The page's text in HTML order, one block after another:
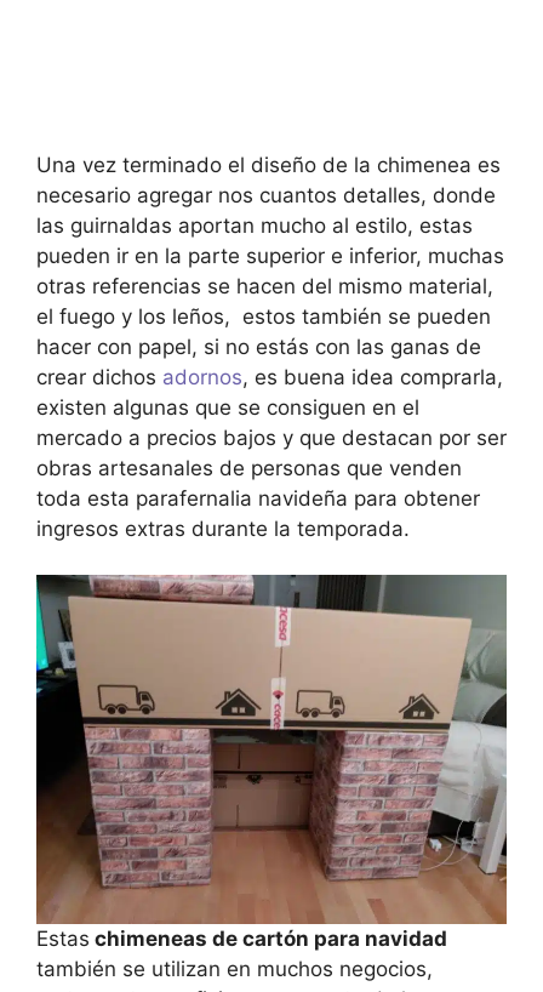
Una vez terminado el diseño de la chimenea es
necesario agregar nos cuantos detalles, donde
las guirnaldas aportan mucho al estilo, estas
pueden ir en la parte superior e inferior, muchas
otras referencias se hacen del mismo material,
el fuego y los leños, estos también se pueden
hacer con papel, si no estás con las ganas de
crear dichos adornos, es buena idea comprarla,
existen algunas que se consiguen en el
mercado a precios bajos y que destacan por ser
obras artesanales de personas que venden
toda esta parafernalia navideña para obtener
ingresos extras durante la temporada.
Estas chimeneas de cartón para navidad
también se utilizan en muchos negocios,